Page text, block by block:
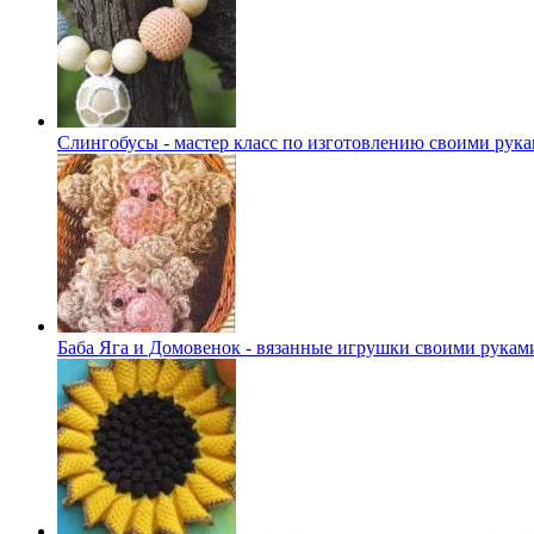
Слингобусы - мастер класс по изготовлению своими
Баба Яга и Домовенок - вязанные игрушки своими